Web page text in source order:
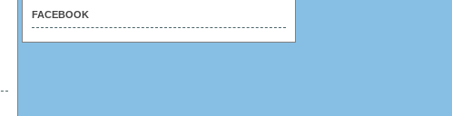
FACEBOOK